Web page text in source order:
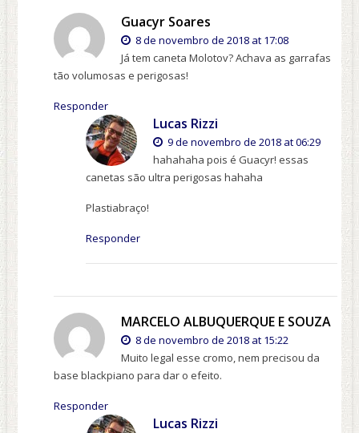
Guacyr Soares
8 de novembro de 2018 at 17:08
Já tem caneta Molotov? Achava as garrafas
tão volumosas e perigosas!
Responder
Lucas Rizzi
9 de novembro de 2018 at 06:29
hahahaha pois é Guacyr! essas
canetas são ultra perigosas hahaha
Plastiabraço!
Responder
MARCELO ALBUQUERQUE E SOUZA
8 de novembro de 2018 at 15:22
Muito legal esse cromo, nem precisou da
base blackpiano para dar o efeito.
Responder
Lucas Rizzi